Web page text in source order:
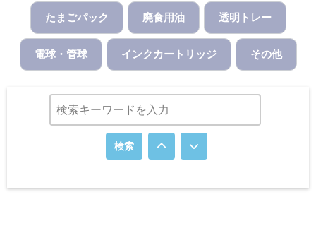
たまごパック 廃食用油 透明トレー
電球・管球 インクカートリッジ その他
検索